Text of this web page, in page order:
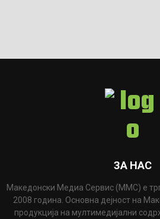
ЗА НАС
Македонски Медиа Сервис (ММС) е
2008 година. Основна дејност на
продукција на мултимедијални